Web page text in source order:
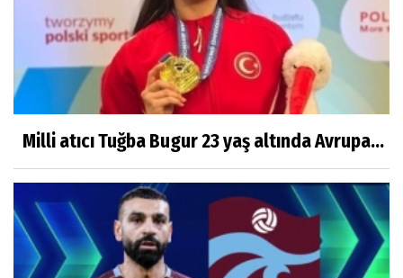
Milli atıcı Tuğba Bugur 23 yaş altında Avrupa...